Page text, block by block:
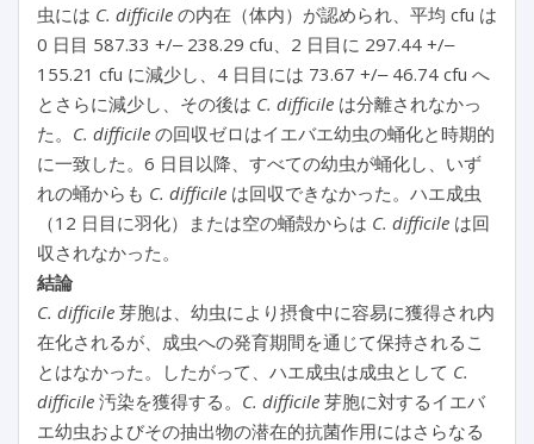
虫には C. difficile の内在（体内）が認められ、平均 cfu は
0 日目 587.33 +/‒ 238.29 cfu、2 日目に 297.44 +/‒
155.21 cfu に減少し、4 日目には 73.67 +/‒ 46.74 cfu へ
とさらに減少し、その後は C. difficile は分離されなかっ
た。 C. difficile の回収ゼロはイエバエ幼虫の蛹化と時期的
に一致した。6 日目以降、すべての幼虫が蛹化し、いず
れの蛹からも C. difficile は回収できなかった。ハエ成虫
（12 日目に羽化）または空の蛹殻からは C. difficile は回
収されなかった。
結論
C. difficile 芽胞は、幼虫により摂食中に容易に獲得され内
在化されるが、成虫への発育期間を通じて保持されるこ
とはなかった。したがって、ハエ成虫は成虫として C.
difficile 汚染を獲得する。 C. difficile 芽胞に対するイエバ
エ幼虫およびその抽出物の潜在的抗菌作用にはさらなる